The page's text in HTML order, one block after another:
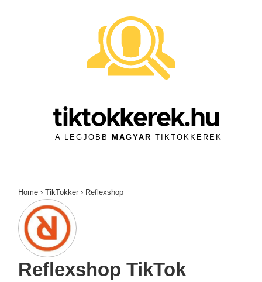
tiktokkerek.hu
A LEGJOBB MAGYAR TIKTOKKEREK
Home › TikTokker › Reflexshop
Reflexshop TikTok